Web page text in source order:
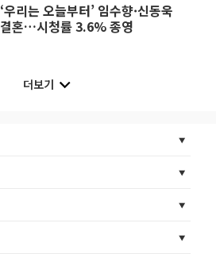
‘우리는 오늘부터’ 임수향·신동욱
결혼…시청률 3.6% 종영
더보기